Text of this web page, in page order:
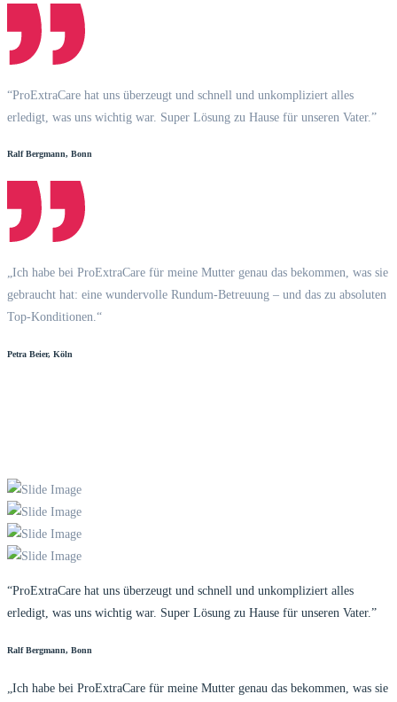
“ProExtraCare hat uns überzeugt und schnell und unkompliziert alles
erledigt, was uns wichtig war. Super Lösung zu Hause für unseren Vater.”
Ralf Bergmann, Bonn
„Ich habe bei ProExtraCare für meine Mutter genau das bekommen, was sie
gebraucht hat: eine wundervolle Rundum-Betreuung – und das zu absoluten
Top-Konditionen.“
Petra Beier, Köln
“ProExtraCare hat uns überzeugt und schnell und unkompliziert alles
erledigt, was uns wichtig war. Super Lösung zu Hause für unseren Vater.”
Ralf Bergmann, Bonn
„Ich habe bei ProExtraCare für meine Mutter genau das bekommen, was sie